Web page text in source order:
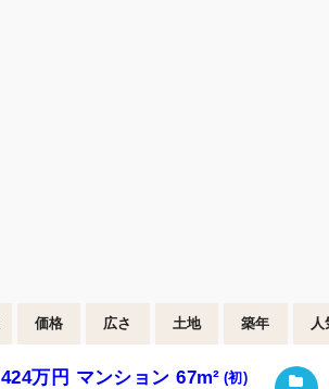
価格 広さ 土地 築年 人
424万円 マンション 67m² (初)